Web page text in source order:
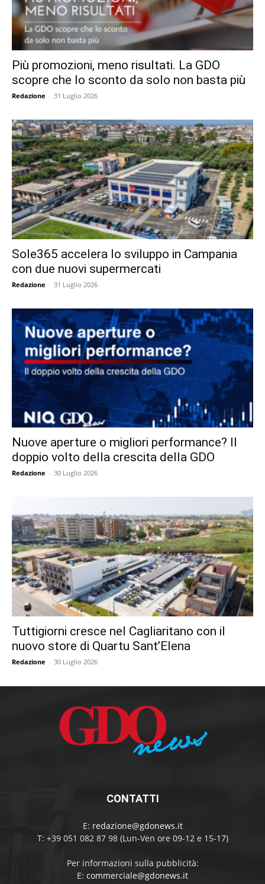
Più promozioni, meno risultati. La GDO
scopre che lo sconto da solo non basta più
Redazione - 31 Luglio 2026
Sole365 accelera lo sviluppo in Campania
con due nuovi supermercati
Redazione - 31 Luglio 2026
Nuove aperture o migliori performance? Il
doppio volto della crescita della GDO
Redazione - 30 Luglio 2026
Tuttigiorni cresce nel Cagliaritano con il
nuovo store di Quartu Sant’Elena
Redazione - 30 Luglio 2026
CONTATTI
E: redazione@gdonews.it
T: +39 051 082 87 98 (Lun-Ven ore 09-12 e 15-17)
Per informazioni sulla pubblicità:
E: commerciale@gdonews.it